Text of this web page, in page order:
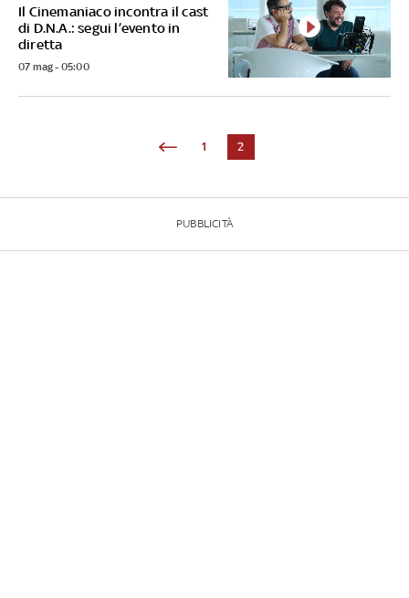
Il Cinemaniaco incontra il cast
di D.N.A.: segui l’evento in
diretta
07 mag - 05:00
1 2
PUBBLICITÀ